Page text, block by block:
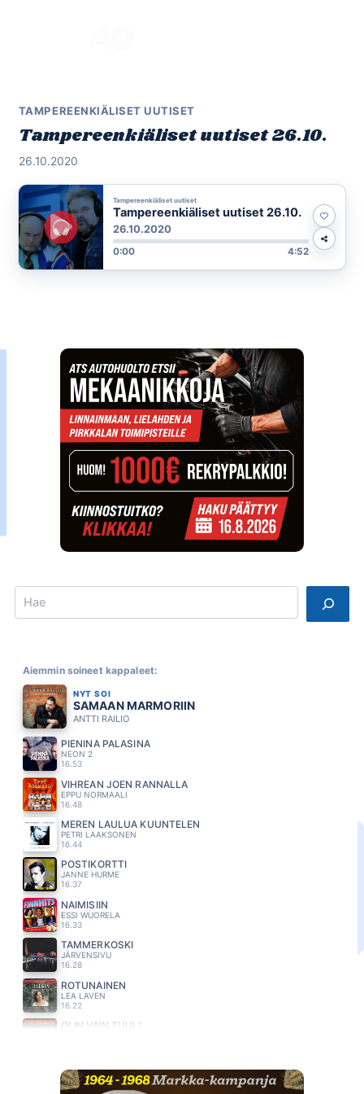
TAMPEREENKIÄLISET UUTISET
Tampereenkiäliset uutiset 26.10.
26.10.2020
Tampereenkiäliset uutiset
Tampereenkiäliset uutiset 26.10.
26.10.2020
0:00 4:52
Search
Aiemmin soineet kappaleet:
NYT SOI
SAMAAN MARMORIIN
ANTTI RAILIO
PIENINÄ PALASINA
NEON 2
16.53
VIHREAN JOEN RANNALLA
EPPU NORMAALI
16.48
MEREN LAULUA KUUNTELEN
PETRI LAAKSONEN
16.44
POSTIKORTTI
JANNE HURME
16.37
NAIMISIIN
ESSI WUORELA
16.33
TAMMERKOSKI
JÄRVENSIVU
16.28
ROTUNAINEN
LEA LAVEN
16.22
OLIN VAIN TUULI
ANI
16.09